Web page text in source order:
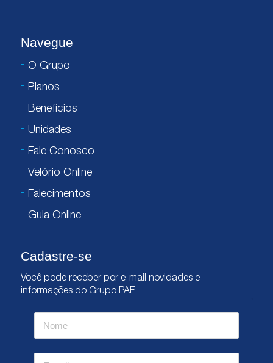
Navegue
O Grupo
Planos
Benefícios
Unidades
Fale Conosco
Velório Online
Falecimentos
Guia Online
Cadastre-se
Você pode receber por e-mail novidades e
informações do Grupo PAF